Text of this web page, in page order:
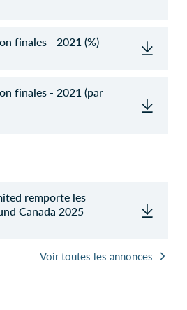
finales - 2021 (%)
finales - 2021 (par
remporte les
Canada 2025
Voir toutes les annonces